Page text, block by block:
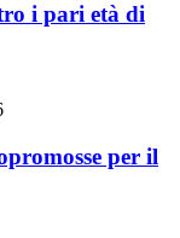
i pari età di
per il